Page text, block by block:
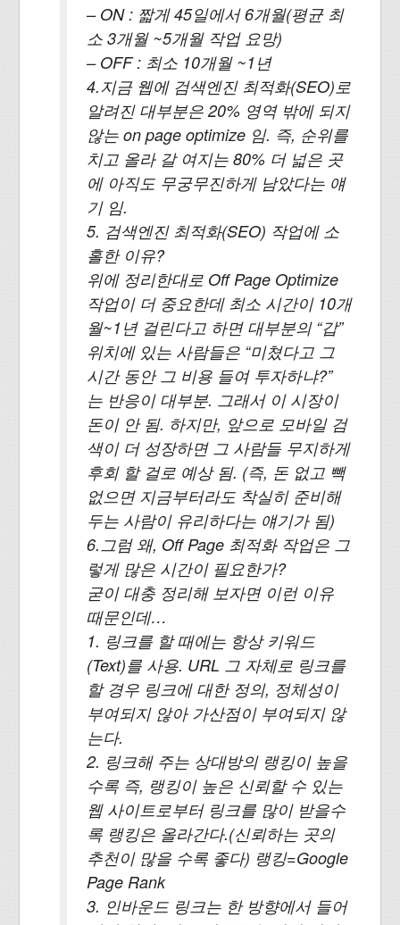
– ON : 짧게 45일에서 6개월(평균 최
소 3개월 ~5개월 작업 요망)
– OFF : 최소 10개월 ~1년
4.지금 웹에 검색엔진 최적화(SEO)로
알려진 대부분은 20% 영역 밖에 되지
않는 on page optimize 임. 즉, 순위를
치고 올라 갈 여지는 80% 더 넓은 곳
에 아직도 무궁무진하게 남았다는 얘
기 임.
5. 검색엔진 최적화(SEO) 작업에 소
홀한 이유?
위에 정리한대로 Off Page Optimize
작업이 더 중요한데 최소 시간이 10개
월~1년 걸린다고 하면 대부분의 “갑”
위치에 있는 사람들은 “미쳤다고 그
시간 동안 그 비용 들여 투자하냐?”
는 반응이 대부분. 그래서 이 시장이
돈이 안 됨. 하지만, 앞으로 모바일 검
색이 더 성장하면 그 사람들 무지하게
후회 할 걸로 예상 됨. (즉, 돈 없고 빽
없으면 지금부터라도 착실히 준비해
두는 사람이 유리하다는 얘기가 됨)
6.그럼 왜, Off Page 최적화 작업은 그
렇게 많은 시간이 필요한가?
굳이 대충 정리해 보자면 이런 이유
때문인데…
1. 링크를 할 때에는 항상 키워드
(Text)를 사용. URL 그 자체로 링크를
할 경우 링크에 대한 정의, 정체성이
부여되지 않아 가산점이 부여되지 않
는다.
2. 링크해 주는 상대방의 랭킹이 높을
수록 즉, 랭킹이 높은 신뢰할 수 있는
웹 사이트로부터 링크를 많이 받을수
록 랭킹은 올라간다.(신뢰하는 곳의
추천이 많을 수록 좋다) 랭킹=Google
Page Rank
3. 인바운드 링크는 한 방향에서 들어